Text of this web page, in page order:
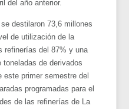
del año anterior.
destilaron 73,6 millones
de utilización de la
refinerías del 87% y una
de derivados
este primer semestre del
programadas para el
de las refinerías de La